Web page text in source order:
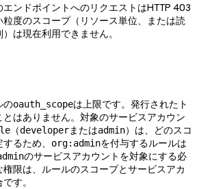
エンドポイントへのリクエストはHTTP 403
度のスコープ（リソース単位、または読
は現在利用できません。
のoauth_scopeは上限です。発行されたト
はありません。対象のサービスアカウン
（developerまたはadmin）は、どのスコ
るため、
org:adminを付与するルールは
のサービスアカウントを対象にする必
限は、ルールのスコープとサービスアカ
す。